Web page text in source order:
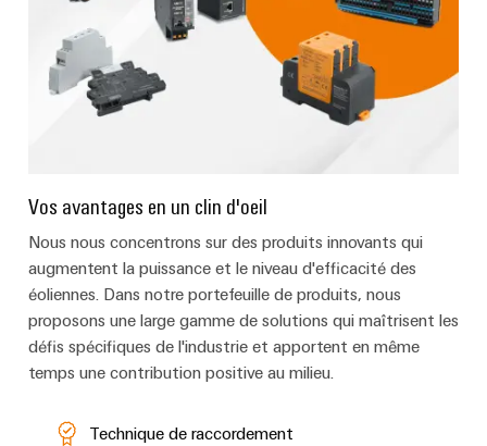
Vos avantages en un clin d'oeil
Nous nous concentrons sur des produits innovants qui
augmentent la puissance et le niveau d'efficacité des
éoliennes. Dans notre portefeuille de produits, nous
proposons une large gamme de solutions qui maîtrisent les
défis spécifiques de l'industrie et apportent en même
temps une contribution positive au milieu.
Technique de raccordement